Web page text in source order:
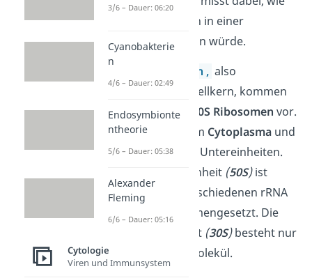
schnell ein Teilchen in einer
Zentrifuge absinken würde.
Prokaryoten , also
Lebewesen ohne Zellkern, kommen
die sogenannten
70S Ribosomen vor.
Sie befinden sich im Cytoplasma und
bestehen aus zwei Untereinheiten.
Untereinheit (50S)ist
dabei aus
verschiedenen rRNA
Molekülen zusammengesetzt. Die
Untereinheit (30S)besteht nur
aus
rRNA Molekül.
3/6 – Dauer: 06:20
Cyanobakterie
n
4/6 – Dauer: 02:49
Endosymbionte
ntheorie
5/6 – Dauer: 05:38
Alexander
Fleming
6/6 – Dauer: 05:16
Cytologie
Viren und Immunsystem